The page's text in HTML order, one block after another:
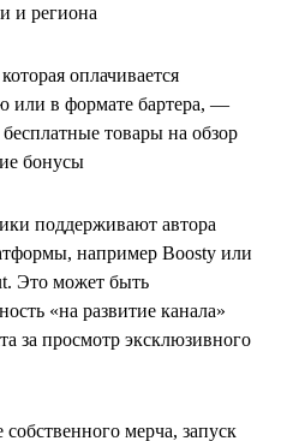
и региона
оплачивается
или в формате бартера, —
товары на обзор
бонусы
поддерживают автора
например Boosty или
Это может быть
«на развитие канала»
за просмотр эксклюзивного
собственного мерча, запуск